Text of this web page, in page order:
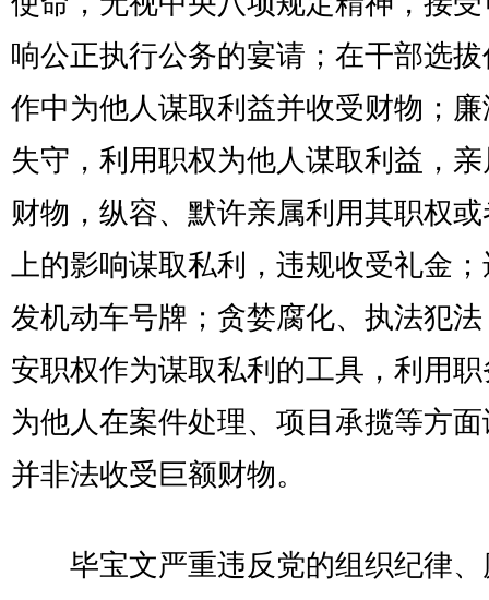
响公正执行公务的宴请；在干部选
作中为他人谋取利益并收受财物；
失守，利用职权为他人谋取利益，
财物，纵容、默许亲属利用其职权
上的影响谋取私利，违规收受礼金
发机动车号牌；贪婪腐化、执法犯
安职权作为谋取私利的工具，利用
为他人在案件处理、项目承揽等方
并非法收受巨额财物。
毕宝文严重违反党的组织纪律、